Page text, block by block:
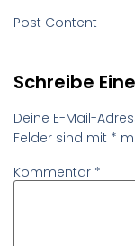
Post Content
Schreibe
Deine E-Mail-
Felder sind mit *
Kommentar *